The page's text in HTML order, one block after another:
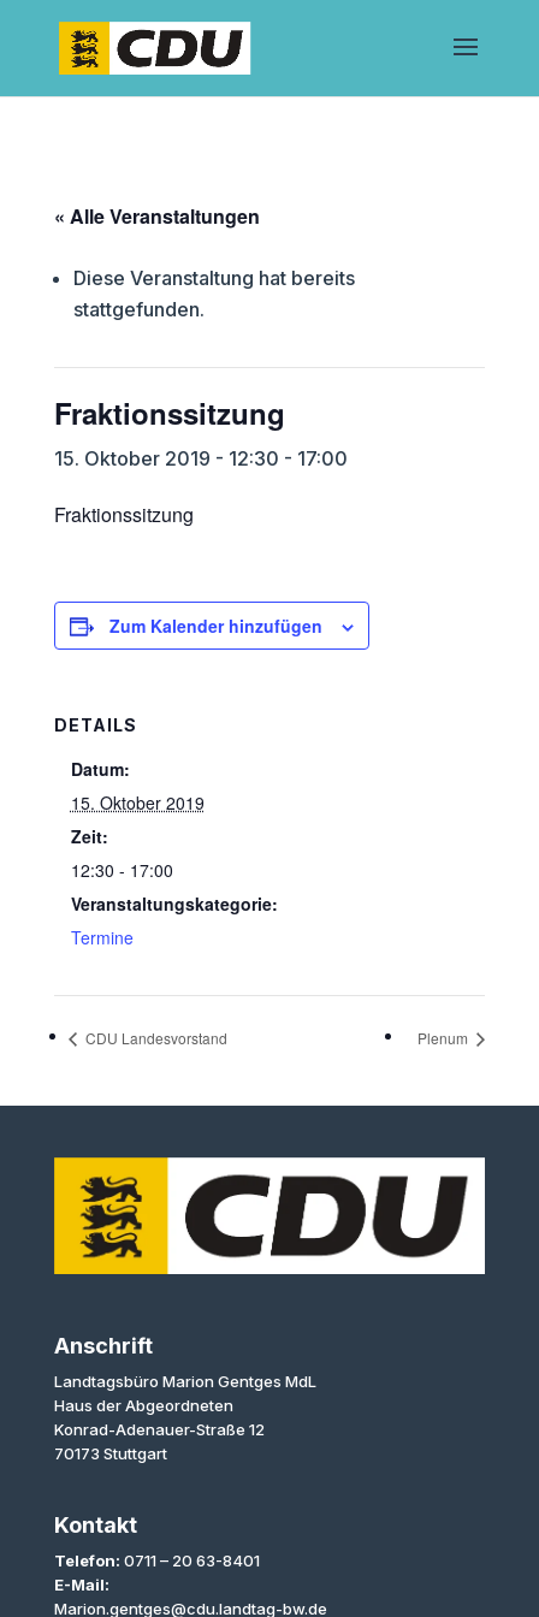
« Alle Veranstaltungen
Diese Veranstaltung hat bereits
stattgefunden.
Fraktionssitzung
15. Oktober 2019 - 12:30 - 17:00
Fraktionssitzung
Zum Kalender hinzufügen
DETAILS
Datum:
15. Oktober 2019
Zeit:
12:30 - 17:00
Veranstaltungskategorie:
Termine
CDU Landesvorstand Plenum
Anschrift
Landtagsbüro Marion Gentges MdL
Haus der Abgeordneten
Konrad-Adenauer-Straße 12
70173 Stuttgart
Kontakt
Telefon: 0711 – 20 63-8401
E-Mail:
Marion.gentges@cdu.landtag-bw.de